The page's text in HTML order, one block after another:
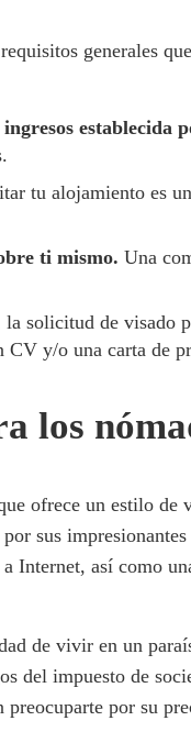
generales
establecida
tu alojamiento es
ti mismo. Una
solicitud de visado
y/o una carta de
los
ofrece un estilo
sus
Internet, así como
de vivir en un
del impuesto de
preocuparte por su